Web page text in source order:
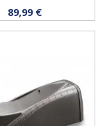
Acheter
89,99 €